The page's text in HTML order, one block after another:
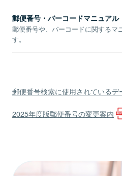
郵便番号・バーコードマニュアル
郵便番号や、バーコードに関するマ
す。
郵便番号検索に使用されているデ
2025年度版郵便番号の変更案内